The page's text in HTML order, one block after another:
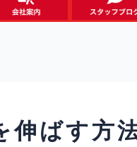
伸ばす方